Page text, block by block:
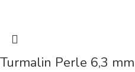
Turmalin Perle 6,3 mm